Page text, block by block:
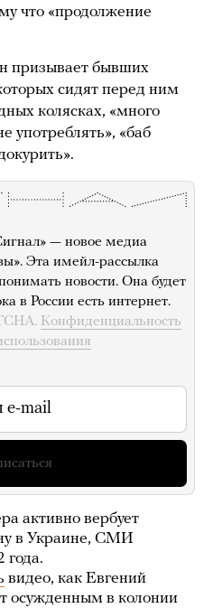
что «продолжение
призывает бывших
сидят перед ним
колясках, «много
употреблять», «баб
— новое медиа
Эта имейл-рассылка
новости. Она будет
в России есть интернет.
Конфиденциальность
активно вербует
в Украине, СМИ
года.
видео, как Евгений
осужденным в колонии